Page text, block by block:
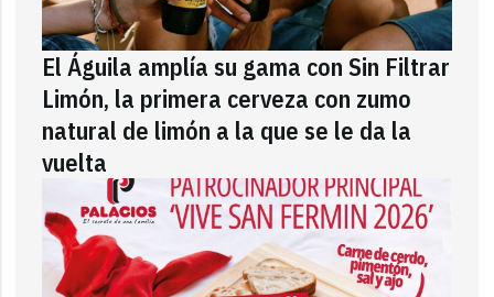
El Águila amplía su gama con Sin Filtrar
Limón, la primera cerveza con zumo
natural de limón a la que se le da la
vuelta